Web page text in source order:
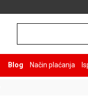
Blog Način plaćanja